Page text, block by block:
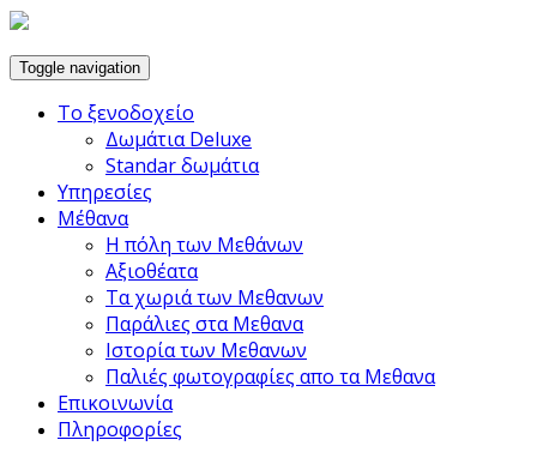
Toggle navigation
Το ξενοδοχείο
Δωμάτια Deluxe
Standar δωμάτια
Υπηρεσίες
Μέθανα
Η πόλη των Μεθάνων
Αξιοθέατα
Τα χωριά των Μεθανων
Παράλιες στα Μεθανα
Ιστορία των Μεθανων
Παλιές φωτογραφίες απο τα Μεθανα
Επικοινωνία
Πληροφορίες